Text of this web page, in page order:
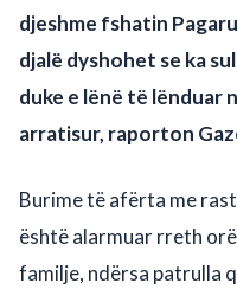
djeshme fshatin
djalë dyshohet se ka
duke e lënë të lënduar
arratisur, raporton
Burime të afërta me
është alarmuar rreth
familje, ndërsa patrulla